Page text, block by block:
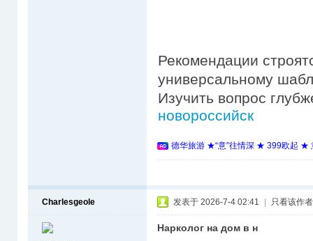
Рекомендации
универсальному
Изучить вопрос
новороссийск
德华旅游 ★“意”往情深 ★ 399欧起 ★
Charlesgeole 发表于 2026-7-4 02:41 只看该作者
Нарколог на дом в н